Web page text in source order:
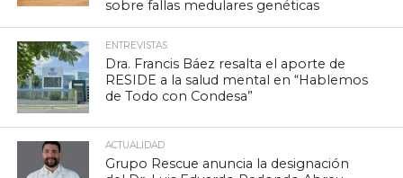
sobre fallas medulares genéticas
ENTREVISTAS
Dra. Francis Báez resalta el aporte de
RESIDE a la salud mental en “Hablemos
de Todo con Condesa”
ACTUALIDAD
Grupo Rescue anuncia la designación